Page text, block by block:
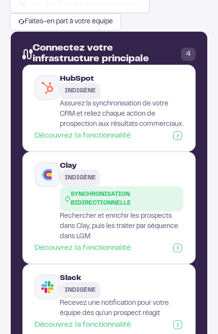
Faites-en part à votre équipe
Connectez votre
infrastructure principale
4
HubSpot
INDIGÈNE
Assurez la synchronisation de votre
CRM et reliez chaque action de
prospection aux résultats commerciaux.
Découvrez la fonctionnalité
Clay
INDIGÈNE
SYNCHRONISATION
BIDIRECTIONNELLE
Rechercher et enrichir les prospects
dans Clay, puis les traiter par séquence
dans LGM
Découvrez la fonctionnalité
Slack
INDIGÈNE
Recevez une notification pour votre
équipe dès qu'un prospect réagit
Découvrez la fonctionnalité